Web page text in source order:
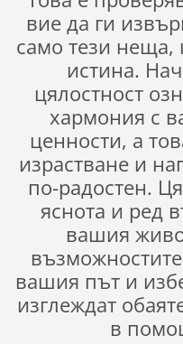
вие да ги
само тези неща,
истина.
цялостност
хармония с
ценности, а
израстване и
по-радостен.
яснота и ред
вашия
вашия път и
изглеждат
в